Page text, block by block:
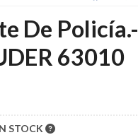
De Policía.-
63010
STOCK